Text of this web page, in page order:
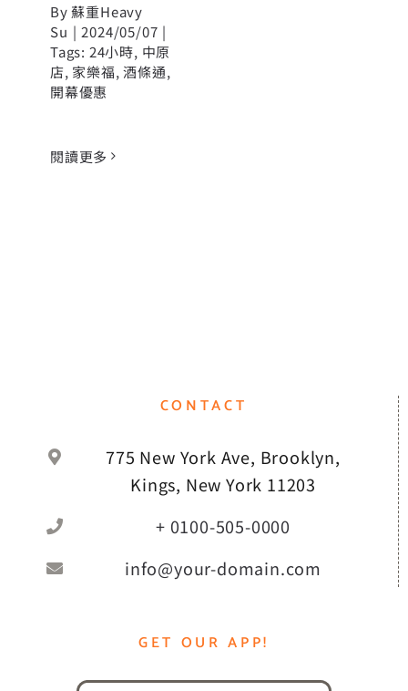
By蘇重Heavy
Su | 2024/05/07 |
Tags: 24小時, 中原
店, 家樂福,酒條通,
開幕優惠
閱讀更多
CONTACT
775 New York Ave, Brooklyn,
Kings, New York 11203
+ 0100-505-0000
info@your-domain.com
GET OUR APP!